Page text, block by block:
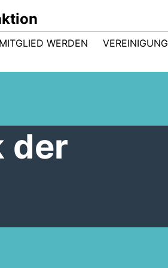
MITGLIED WERDEN
der